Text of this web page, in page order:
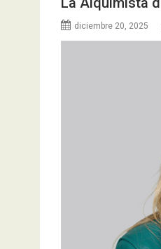
diciembre 20, 2025